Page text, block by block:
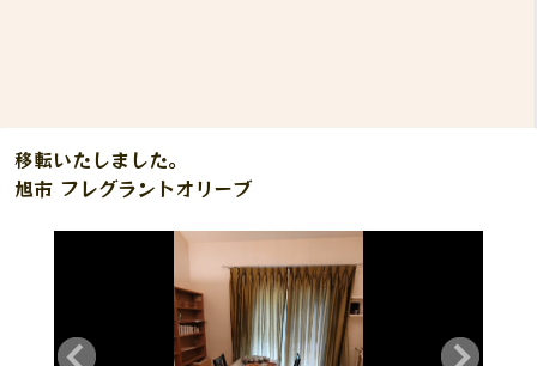
移転いたしました。
旭市 フレグラントオリーブ